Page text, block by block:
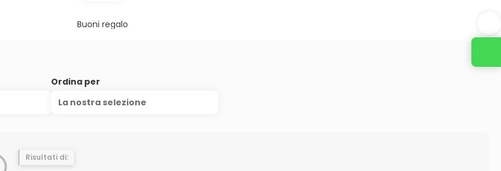
Buoni regalo
Ordina per
La nostra selezione
Risultati di: